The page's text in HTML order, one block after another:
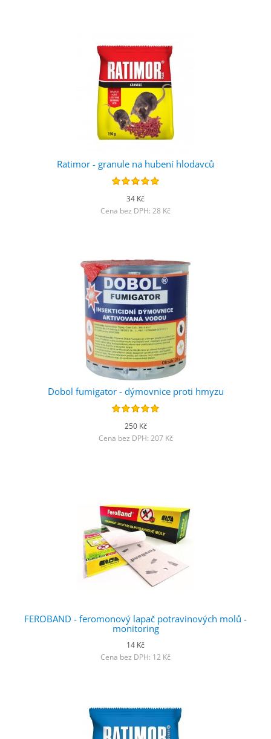
Ratimor - granule na hubení hlodavců
34 Kč
Cena bez DPH: 28 Kč
Dobol fumigator - dýmovnice proti hmyzu
250 Kč
Cena bez DPH: 207 Kč
FEROBAND - feromonový lapač potravinových molů -
monitoring
14 Kč
Cena bez DPH: 12 Kč